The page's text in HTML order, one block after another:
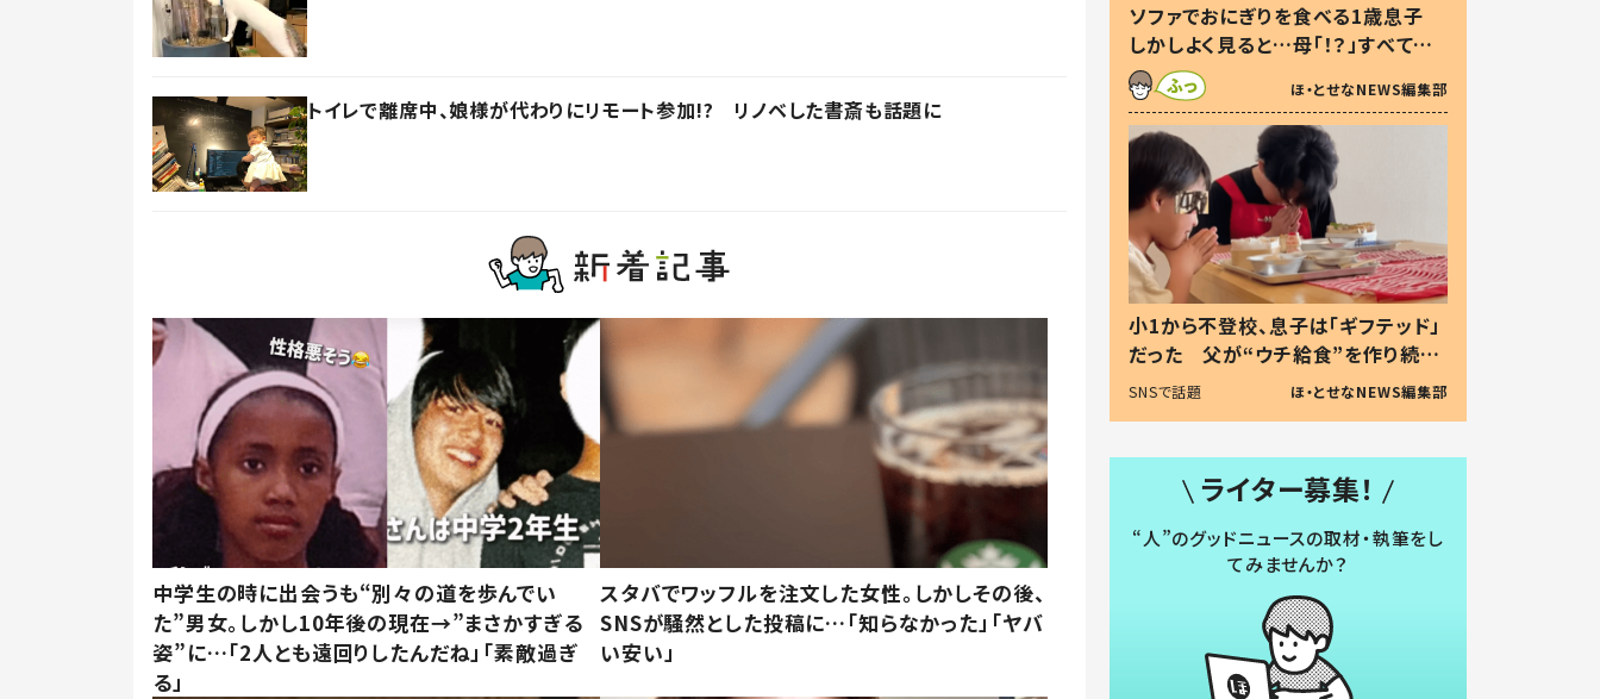
トイレで離席中、娘様が代わりにリモート参加!? リノベした書斎も話題に
中学生の時に出会うも“別々の道を歩んでい
た”男女。しかし10年後の現在→”まさかすぎる
姿”に…「2人とも遠回りしたんだね」「素敵過ぎ
る」
スタバでワッフルを注文した女性。しかしその後、
SNSが騒然とした投稿に…「知らなかった」「ヤバ
い安い」
ソファでおにぎりを食べる1歳息子
しかしよく見ると…母「！？」すべてを
察した母の投稿に「可愛いから許
す！」「現行犯〜」
ほ・とせなNEWS編集部
小1から不登校、息子は「ギフテッド」
だった 父が“ウチ給食”を作り続け
る理由とは #令和の親 #令和の子
SNSで話題 ほ・とせなNEWS編集部
ライター募集！
“人”のグッドニュースの取材・執筆をし
てみませんか？